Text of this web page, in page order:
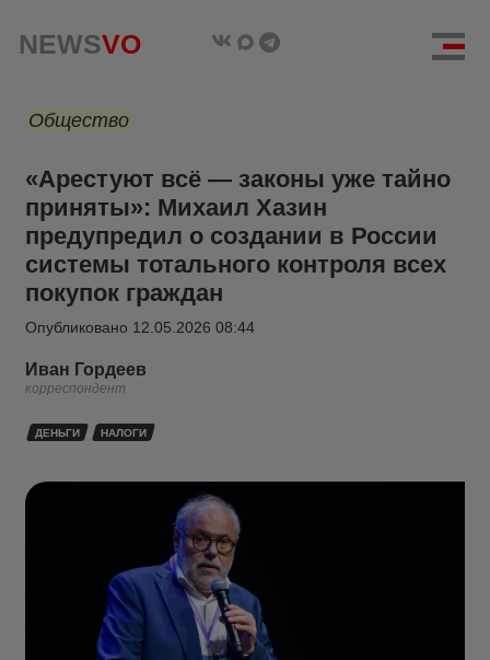
NEWSVO
Общество
«Арестуют всё — законы уже тайно
приняты»: Михаил Хазин
предупредил о создании в России
системы тотального контроля всех
покупок граждан
Опубликовано 12.05.2026 08:44
Иван Гордеев
корреспондент
ДЕНЬГИ НАЛОГИ